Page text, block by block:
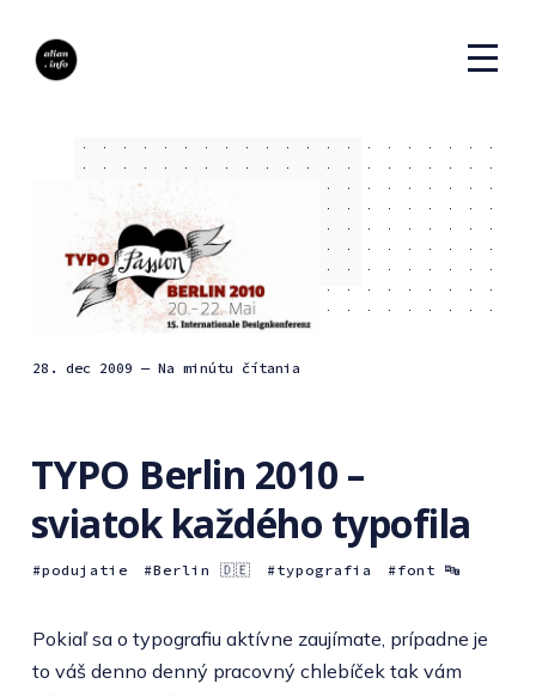
28. dec 2009 — Na minútu čítania
TYPO Berlin 2010 –
sviatok každého typofila
podujatie Berlin 🇩🇪 typografia font 🔤
Pokiaľ sa o typografiu aktívne zaujímate, prípadne je
to váš denno denný pracovný chlebíček tak vám